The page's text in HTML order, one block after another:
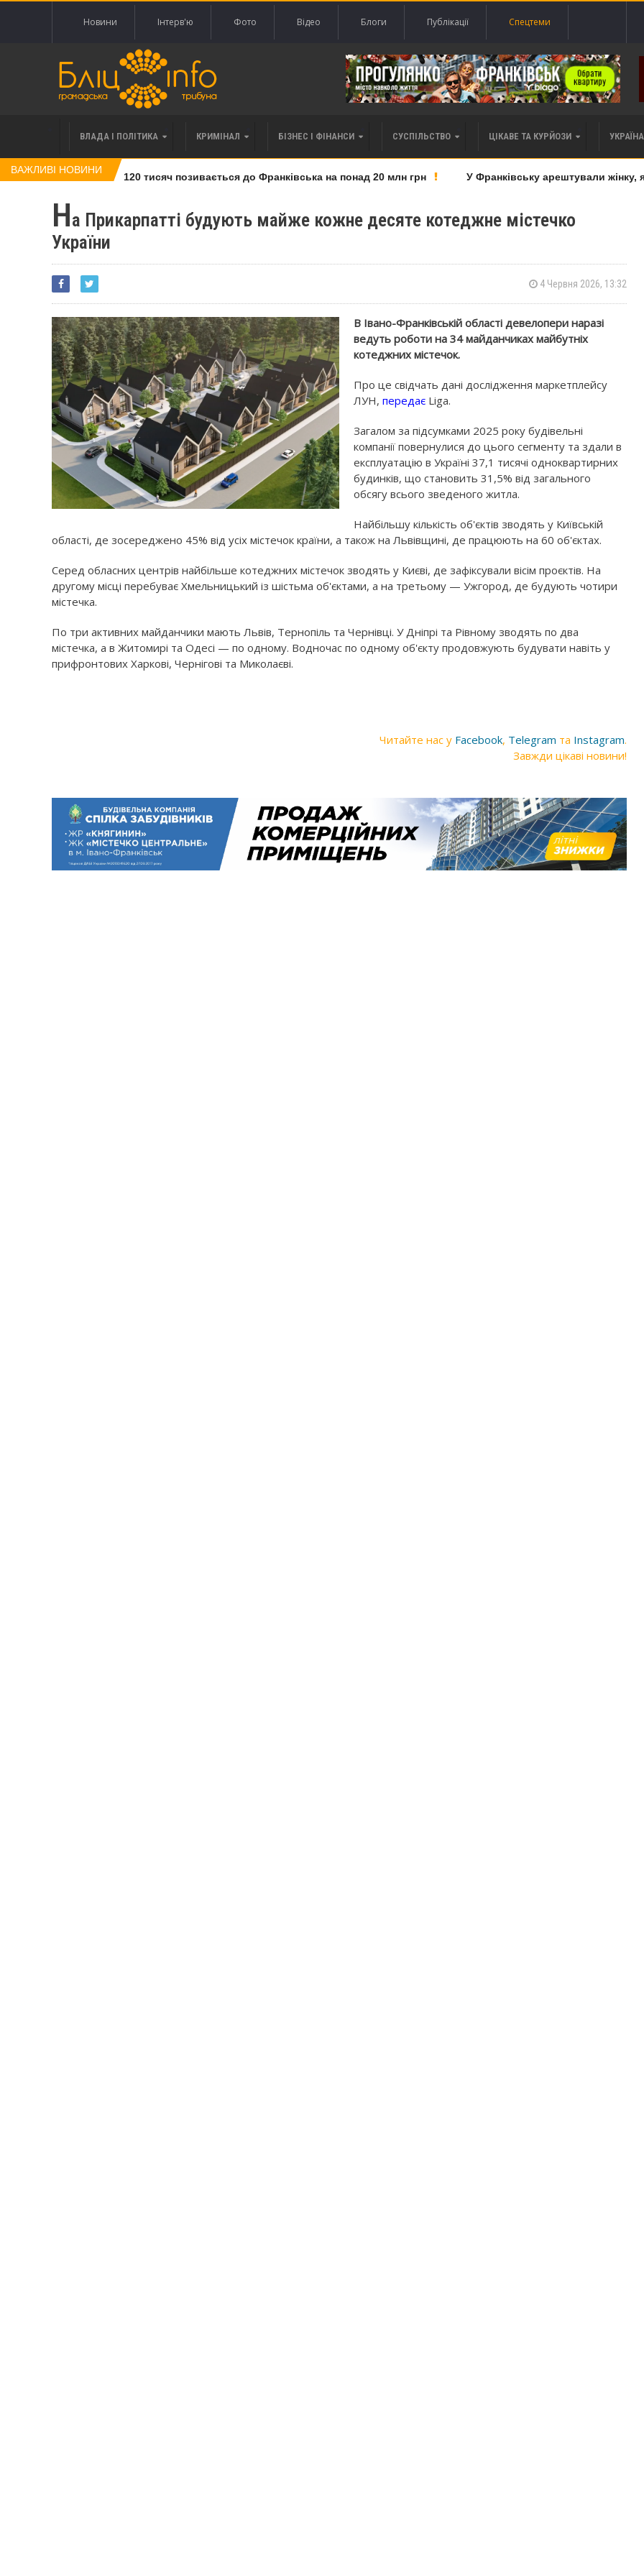
Новини Інтерв'ю Фото Відео Блоги Публікації Спецтеми
ВЛАДА І ПОЛІТИКА КРИМІНАЛ БІЗНЕС І ФІНАНСИ СУСПІЛЬСТВО ЦІКАВЕ ТА КУРЙОЗИ
ВАЖЛИВІ НОВИНИ
права вимоги за 120 тисяч позивається до Франківська на понад 20 млн грн У Франківську арештували жінку,
На Прикарпатті будують майже кожне десяте котеджне містечко
України
4 Червня 2026, 13:32
В Івано-Франківській області девелопери наразі
ведуть роботи на 34 майданчиках майбутніх
котеджних містечок.
Про це свідчать дані дослідження маркетплейсу
ЛУН, передає Liga.
Загалом за підсумками 2025 року будівельні
компанії повернулися до цього сегменту та здали в
експлуатацію в Україні 37,1 тисячі одноквартирних
будинків, що становить 31,5% від загального
обсягу всього зведеного житла.
Найбільшу кількість об'єктів зводять у Київській
області, де зосереджено 45% від усіх містечок країни, а також на Львівщині, де працюють на 60 об'єктах.
Серед обласних центрів найбільше котеджних містечок зводять у Києві, де зафіксували вісім проєктів. На
другому місці перебуває Хмельницький із шістьма об'єктами, а на третьому — Ужгород, де будують чотири
містечка.
По три активних майданчики мають Львів, Тернопіль та Чернівці. У Дніпрі та Рівному зводять по два
містечка, а в Житомирі та Одесі — по одному. Водночас по одному об'єкту продовжують будувати навіть у
прифронтових Харкові, Чернігові та Миколаєві.
Читайте нас у Facebook, Telegram та Instagram.
Завжди цікаві новини!